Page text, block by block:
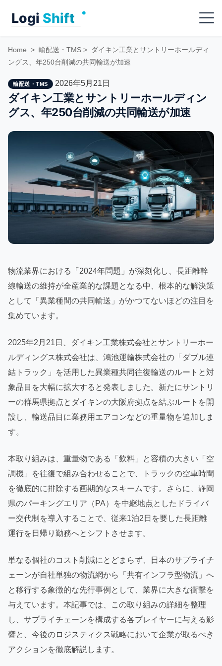
Menu
Home > 輸配送・TMS >
ダイキン工業とサントリーホールディ
ングス、年250台削減の共同輸送が加速
輸配送・TMS 2026年5月21日
ダイキン工業とサントリーホールディン
グス、年250台削減の共同輸送が加速
物流業界における「2024年問題」が深刻化し、長距離幹
線輸送の維持が全産業的な課題となる中、根本的な解決策
として「異業種間の共同輸送」がかつてないほどの注目を
集めています。
2025年2月21日、ダイキン工業株式会社とサントリーホー
ルディングス株式会社は、鴻池運輸株式会社の「ダブル連
結トラック」を活用した異業種共同往復輸送のルートと対
象品目を大幅に拡大すると発表しました。新たにサントリ
ーの群馬県拠点とダイキンの大阪府拠点を結ぶルートを開
設し、輸送品目に業務用エアコンなどの重量物を追加しま
す。
本取り組みは、重量物である「飲料」と容積の大きい「空
調機」を往復で組み合わせることで、トラックの空車時間
を徹底的に排除する画期的なスキームです。さらに、静岡
県のパーキングエリア（PA）を中継地点としたドライバ
ー交代制を導入することで、従来1泊2日を要した長距離
運行を日帰り勤務へとシフトさせます。
単なる個社のコスト削減にとどまらず、日本のサプライチ
ェーンが自社単独の物流網から「共有インフラ型物流」へ
と移行する象徴的な先行事例として、業界に大きな衝撃を
与えています。本記事では、この取り組みの詳細を整理
し、サプライチェーンを構成する各プレイヤーに与える影
響と、今後のロジスティクス戦略において企業が取るべき
アクションを徹底解説します。